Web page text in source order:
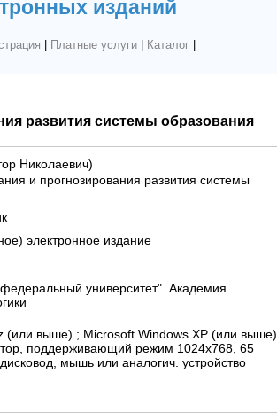
изданий
Платные услуги| Каталог|
развития системы образования
Николаевич)
и прогнозирования развития системы
электронное издание
университет". Академия
(или выше) ; Microsoft Windows XP (или выше)
поддерживающий режим 1024х768, 65
мышь или аналогич. устройство